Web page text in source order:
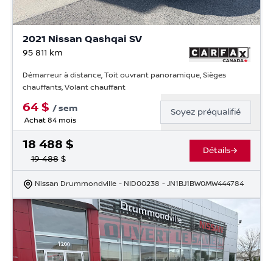
2021 Nissan Qashqai SV
95 811 km
Démarreur à distance, Toit ouvrant panoramique, Sièges
chauffants, Volant chauffant
64 $ /sem
Achat 84 mois
Soyez préqualifié
18 488 $
19 488$
Détails
Nissan Drummondville - NID00238 - JN1BJ1BW0MW444784